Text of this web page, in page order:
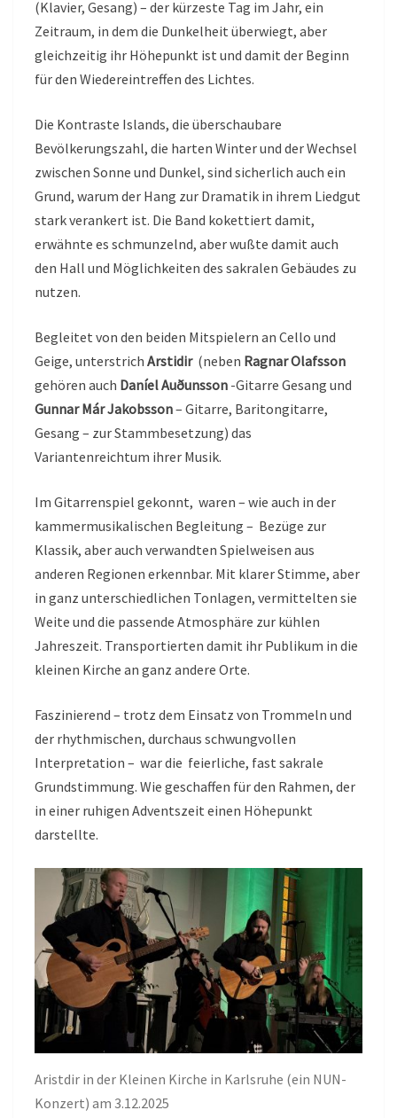
(Klavier, Gesang) – der kürzeste Tag im Jahr, ein
Zeitraum, in dem die Dunkelheit überwiegt, aber
gleichzeitig ihr Höhepunkt ist und damit der Beginn
für den Wiedereintreffen des Lichtes.
Die Kontraste Islands, die überschaubare
Bevölkerungszahl, die harten Winter und der Wechsel
zwischen Sonne und Dunkel, sind sicherlich auch ein
Grund, warum der Hang zur Dramatik in ihrem Liedgut
stark verankert ist. Die Band kokettiert damit,
erwähnte es schmunzelnd, aber wußte damit auch
den Hall und Möglichkeiten des sakralen Gebäudes zu
nutzen.
Begleitet von den beiden Mitspielern an Cello und
Geige, unterstrich Arstidir(neben Ragnar Olafsson
gehören auch Daníel Auðunsson -Gitarre Gesang und
Gunnar Már Jakobsson– Gitarre, Baritongitarre,
Gesang – zur Stammbesetzung) das
Variantenreichtum ihrer Musik.
Im Gitarrenspiel gekonnt, waren – wie auch in der
kammermusikalischen Begleitung – Bezüge zur
Klassik, aber auch verwandten Spielweisen aus
anderen Regionen erkennbar. Mit klarer Stimme, aber
in ganz unterschiedlichen Tonlagen, vermittelten sie
Weite und die passende Atmosphäre zur kühlen
Jahreszeit. Transportierten damit ihr Publikum in die
kleinen Kirche an ganz andere Orte.
Faszinierend – trotz dem Einsatz von Trommeln und
der rhythmischen, durchaus schwungvollen
Interpretation – war die feierliche, fast sakrale
Grundstimmung. Wie geschaffen für den Rahmen, der
in einer ruhigen Adventszeit einen Höhepunkt
darstellte.
Aristdir in der Kleinen Kirche in Karlsruhe (ein NUN-
Konzert) am 3.12.2025